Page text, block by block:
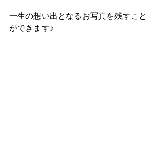
一生の想い出となるお写真を残すこと
ができます♪